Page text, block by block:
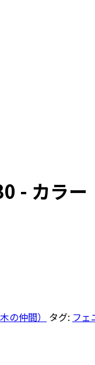
- カラー
の仲間） タグ: フェ